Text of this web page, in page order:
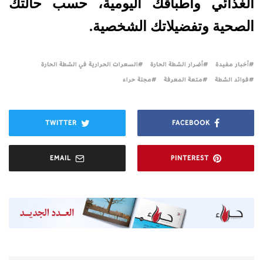
الغذائي وأطباقك اليومية، حسب حالتك
الصحية وتفضيلاتك الشخصية.
أخبار مفيدة أضرار الشطة الحارة
السعرات الحرارية في الشطة الحارة
فوائد الشطة
متعة المعرفة مجلة حراء
FACEBOOK
TWITTER
PINTEREST
EMAIL